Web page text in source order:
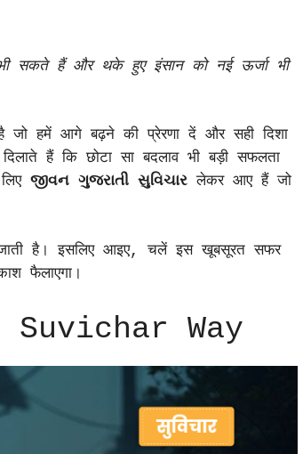
भी सकते हैं और थके हुए इंसान को नई ऊर्जा भी
जो हमें आगे बढ़ने की प्रेरणा दें और सही दिशा
हैं कि छोटा सा बदलाव भी बड़ी सफलता
જીવન ગુજરાતી સુવિચાર लेकर आए हैं जो
जाती है। इसलिए आइए, चलें इस खूबसूरत सफर
फैलाएगा।
Suvichar Way